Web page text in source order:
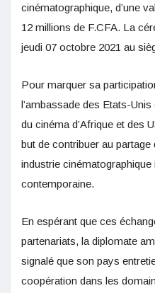
cinématographique, d’une
12 millions de F.CFA. La
jeudi 07 octobre 2021 au
Pour marquer sa
l’ambassade des Etats-
du cinéma d’Afrique et des
but de contribuer au
industrie cinématographique
contemporaine.
En espérant que ces
partenariats, la diplomate
signalé que son pays
coopération dans les